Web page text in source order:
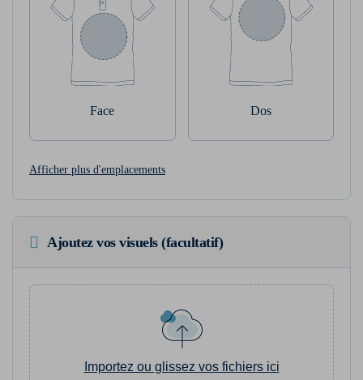
Face Dos
Afficher plus d'emplacements
Ajoutez vos visuels (facultatif)
Importez ou glissez vos fichiers ici